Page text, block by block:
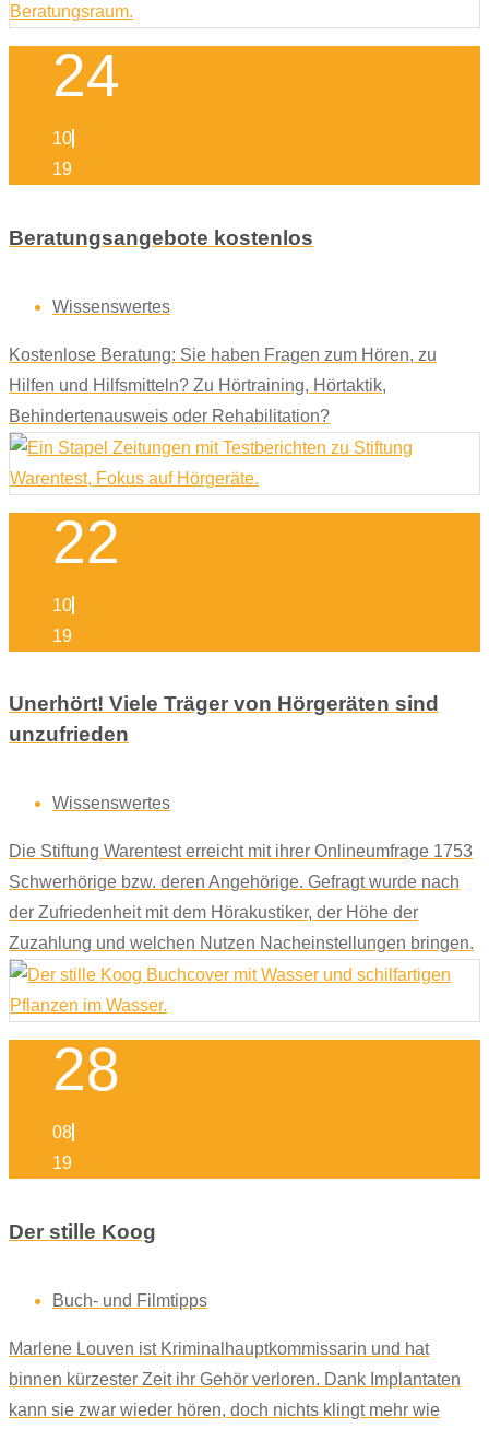
24
10
19
Beratungsangebote kostenlos
Wissenswertes
Kostenlose Beratung: Sie haben Fragen zum Hören, zu
Hilfen und Hilfsmitteln? Zu Hörtraining, Hörtaktik,
Behindertenausweis oder Rehabilitation?
22
10
19
Unerhört! Viele Träger von Hörgeräten sind
unzufrieden
Wissenswertes
Die Stiftung Warentest erreicht mit ihrer Onlineumfrage 1753
Schwerhörige bzw. deren Angehörige. Gefragt wurde nach
der Zufriedenheit mit dem Hörakustiker, der Höhe der
Zuzahlung und welchen Nutzen Nacheinstellungen bringen.
28
08
19
Der stille Koog
Buch- und Filmtipps
Marlene Louven ist Kriminalhauptkommissarin und hat
binnen kürzester Zeit ihr Gehör verloren. Dank Implantaten
kann sie zwar wieder hören, doch nichts klingt mehr wie